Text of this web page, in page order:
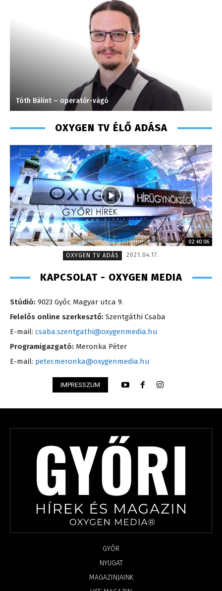
Tóth Bálint – operatőr-vágó
OXYGEN TV ÉLŐ ADÁSA
02:40:06
OXYGEN TV ADÁS
2021.04.17.
KAPCSOLAT - OXYGEN MEDIA
Stúdió: 9023 Győr, Magyar utca 9.
Felelős online szerkesztő: Szentgáthi Csaba
E-mail: csaba.szentgathi@oxygenmedia.hu
Programigazgató: Meronka Péter
E-mail: peter.meronka@oxygenmedia.hu
IMPRESSZUM
GYŐR
NYUGAT
MAGAZINJAINK